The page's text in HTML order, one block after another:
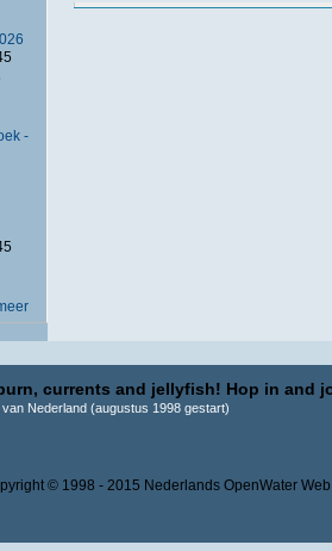
-
currents and jellyfish! Hop in and
Nederland (augustus 1998 gestart)
© 1998 - 2015 Nederlands OpenWater